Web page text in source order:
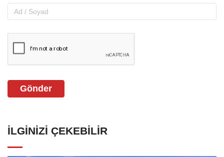
Gönder
İLGINIZI ÇEKEBILIR